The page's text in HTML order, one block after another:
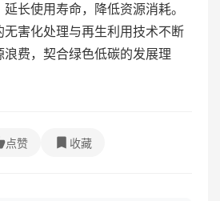
长使用寿命，降低资源消耗。
无害化处理与再生利用技术不断
费，契合绿色低碳的发展理
点赞 收藏